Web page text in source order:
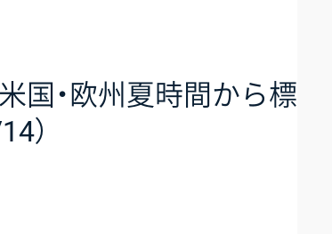
国・欧州夏時間から標
）